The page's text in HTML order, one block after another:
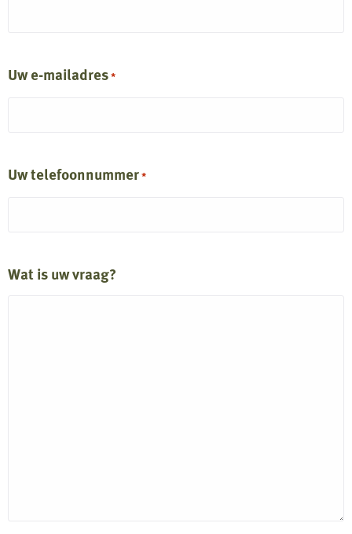
Uw e-mailadres*
Uw telefoonnummer*
Wat is uw vraag?